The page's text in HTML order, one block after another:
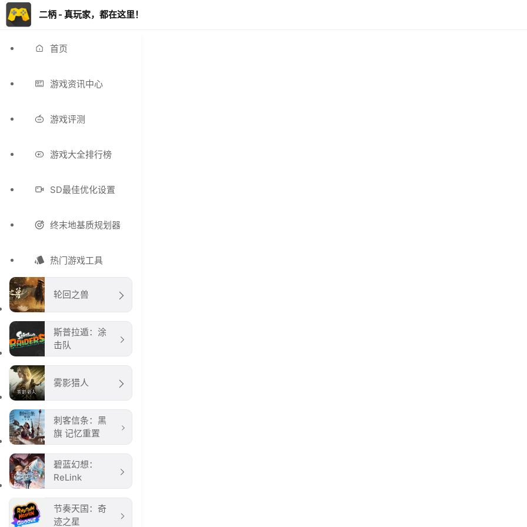
二柄 - 真玩家，都在这里！
首页
游戏资讯中心
游戏评测
游戏大全排行榜
SD最佳优化设置
终末地基质规划器
热门游戏工具
轮回之兽
斯普拉遁：涂
击队
雾影猎人
刺客信条：黑
旗 记忆重置
碧蓝幻想：
ReLink
节奏天国：奇
迹之星